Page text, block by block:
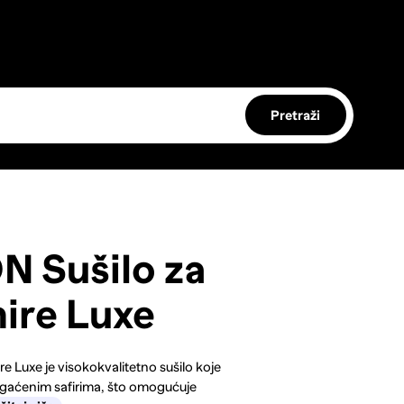
Pretraži
Sušilo za
Luxe
Luxe je visokokvalitetno sušilo koje
safirima, što omogućuje